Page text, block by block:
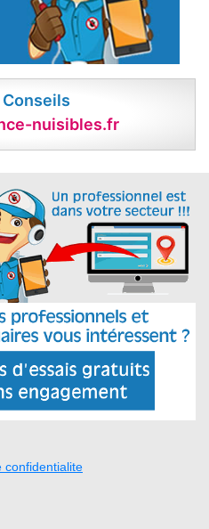
nuisibles.fr
confidentialite